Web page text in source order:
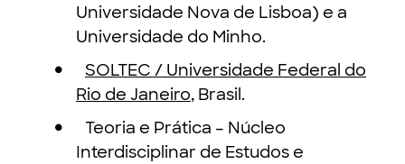
Universidade Nova de Lisboa) e a
Universidade do Minho.
SOLTEC / Universidade Federal do
Rio de Janeiro, Brasil.
Teoria e Prática – Núcleo
Interdisciplinar de Estudos e